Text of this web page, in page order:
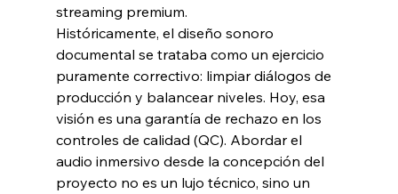
streaming premium.
Históricamente, el diseño sonoro
documental se trataba como un ejercicio
puramente correctivo: limpiar diálogos de
producción y balancear niveles. Hoy, esa
visión es una garantía de rechazo en los
controles de calidad (QC). Abordar el
audio inmersivo desde la concepción del
proyecto no es un lujo técnico, sino un